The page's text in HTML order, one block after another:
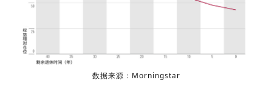
数据来源：Morningstar